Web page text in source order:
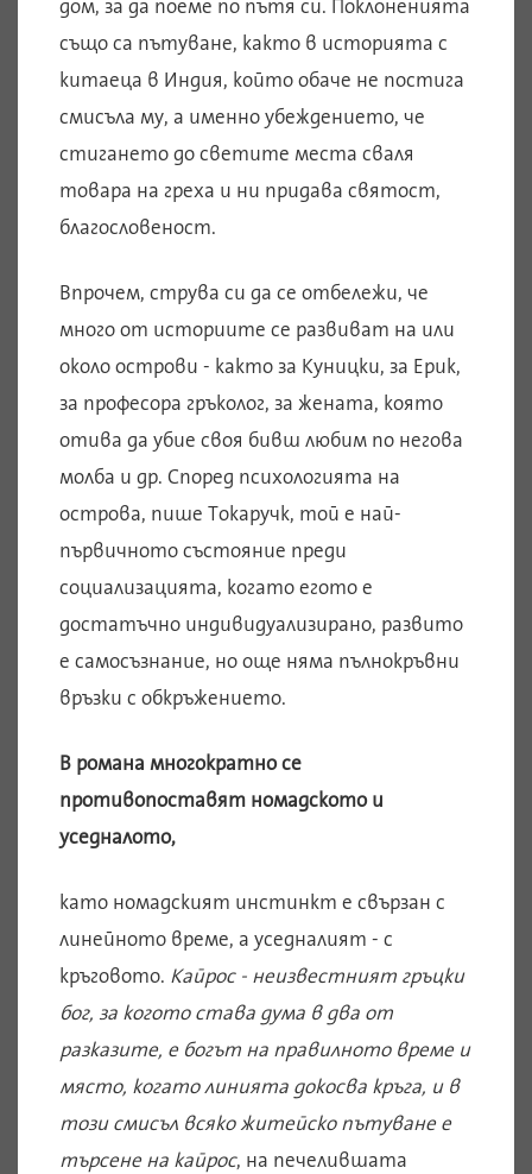
дом, за да поеме по пътя си. Поклоненията
също са пътуване, както в историята с
китаеца в Индия, който обаче не постига
смисъла му, а именно убеждението, че
стигането до светите места сваля
товара на греха и ни придава святост,
благословеност.
Впрочем, струва си да се отбележи, че
много от историите се развиват на или
около острови - както за Куницки, за Ерик,
за професора гръколог, за жената, която
отива да убие своя бивш любим по негова
молба и др. Според психологията на
острова, пише Токаручк, той е най-
първичното състояние преди
социализацията, когато егото е
достатъчно индивидуализирано, развито
е самосъзнание, но още няма пълнокръвни
връзки с обкръжението.
В романа многократно се
противопоставят номадското и
уседналото,
като номадският инстинкт е свързан с
линейното време, а уседналият - с
кръговото. Кайрос - неизвестният гръцки
бог, за когото става дума в два от
разказите, е богът на правилното време и
място, когато линията докосва кръга, и в
този смисъл всяко житейско пътуване е
търсене на кайрос, на печелившата